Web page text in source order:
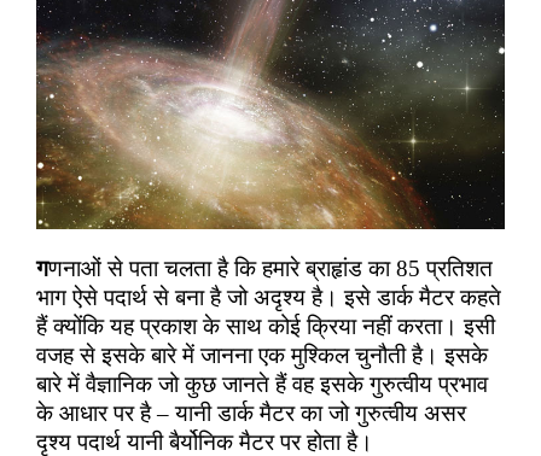
गणनाओं से पता चलता है कि हमारे ब्राहृांड का 85 प्रतिशत
भाग ऐसे पदार्थ से बना है जो अदृश्य है। इसे डार्क मैटर कहते
हैं क्योंकि यह प्रकाश के साथ कोई क्रिया नहीं करता। इसी
वजह से इसके बारे में जानना एक मुश्किल चुनौती है। इसके
बारे में वैज्ञानिक जो कुछ जानते हैं वह इसके गुरुत्वीय प्रभाव
के आधार पर है – यानी डार्क मैटर का जो गुरुत्वीय असर
दृश्य पदार्थ यानी बैर्योनिक मैटर पर होता है।